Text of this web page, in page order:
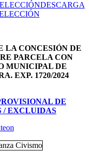
LA CONCESIÓN DE
PARCELA CON
MUNICIPAL DE
EXP. 1720/2024
DE
/ EXCLUIDAS